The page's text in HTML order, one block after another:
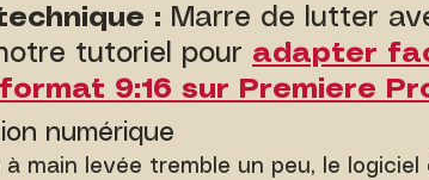
: Marre de lutter
tutoriel pour adapter
9:16 sur Premiere
numérique
main levée tremble un peu, le